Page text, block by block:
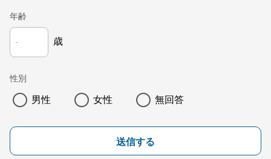
年齢
歳
性別
男性 女性 無回答
送信する